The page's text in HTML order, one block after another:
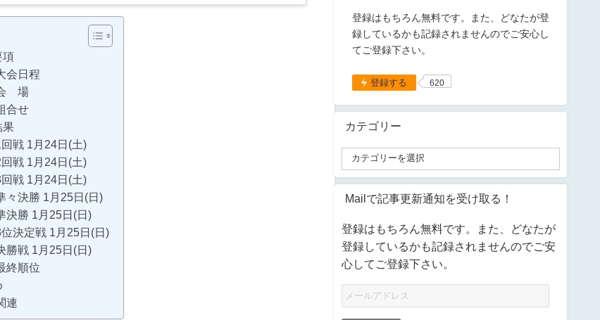
項
会日程
場
合せ
果
回戦 1月24日(土)
回戦 1月24日(土)
戦 1月24日(土)
々決勝 1月25日(日)
決勝 1月25日(日)
決定戦 1月25日(日)
勝戦 1月25日(日)
終順位
連
登録はもちろん無料です。また、どなたが登
録しているかも記録されませんのでご安心し
てご登録下さい。
登録する 620
カテゴリー
Mailで記事更新通知を受け取る！
登録はもちろん無料です。また、どなたが
登録しているかも記録されませんのでご安
心してご登録下さい。